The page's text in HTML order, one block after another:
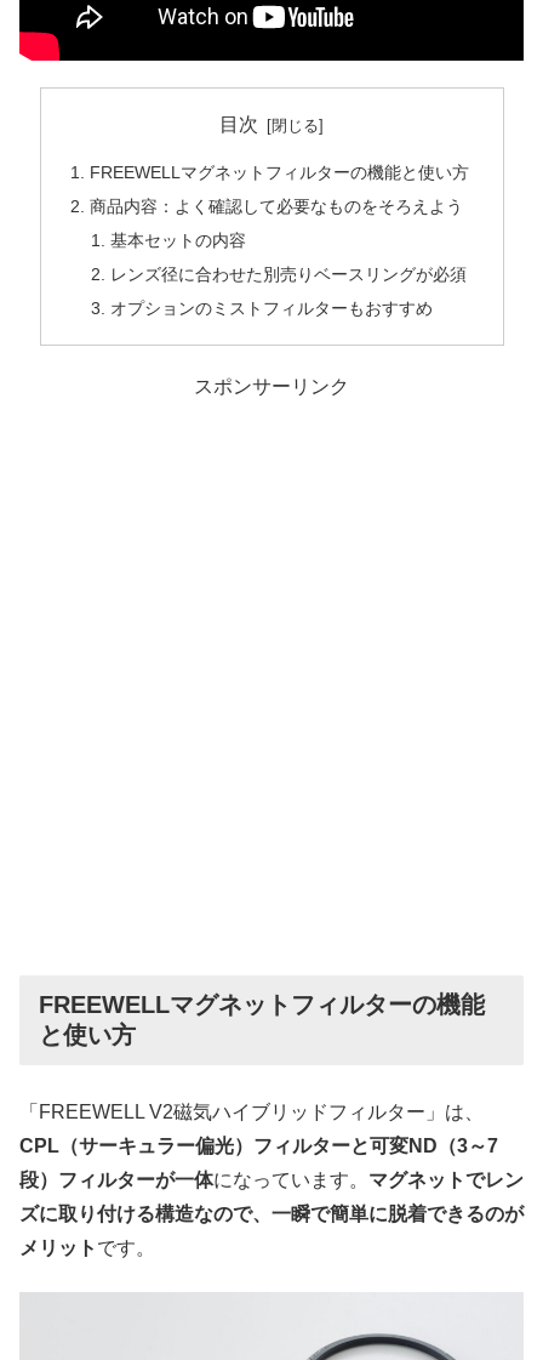
目次
FREEWELLマグネットフィルターの機能と使い方
商品内容：よく確認して必要なものをそろえよう
基本セットの内容
レンズ径に合わせた別売りベースリングが必須
オプションのミストフィルターもおすすめ
スポンサーリンク
FREEWELLマグネットフィルターの機能
と使い方
「FREEWELL V2磁気ハイブリッドフィルター」は、
CPL（サーキュラー偏光）フィルターと可変ND（3～7
段）フィルターが一体になっています。 マグネットでレン
ズに取り付ける構造なので、一瞬で簡単に脱着できるのが
メリット です。